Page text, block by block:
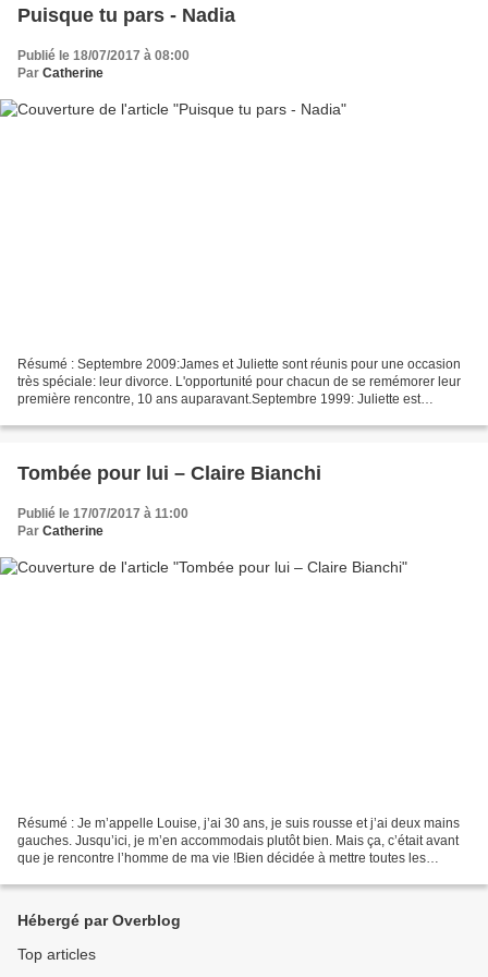
Puisque tu pars - Nadia
Publié le 18/07/2017 à 08:00
Par Catherine
Résumé : Septembre 2009:James et Juliette sont réunis pour une occasion
très spéciale: leur divorce. L'opportunité pour chacun de se remémorer leur
première rencontre, 10 ans auparavant.Septembre 1999: Juliette est
Tombée pour lui – Claire Bianchi
Publié le 17/07/2017 à 11:00
Par Catherine
Résumé : Je m’appelle Louise, j’ai 30 ans, je suis rousse et j’ai deux mains
gauches. Jusqu’ici, je m’en accommodais plutôt bien. Mais ça, c’était avant
que je rencontre l’homme de ma vie !Bien décidée à mettre toutes les
Hébergé par Overblog
Top articles